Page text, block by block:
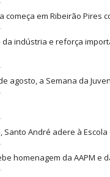
começa em Ribeirão Pires
indústria e reforça
agosto, a Semana da
André adere à
homenagem da AAPM e